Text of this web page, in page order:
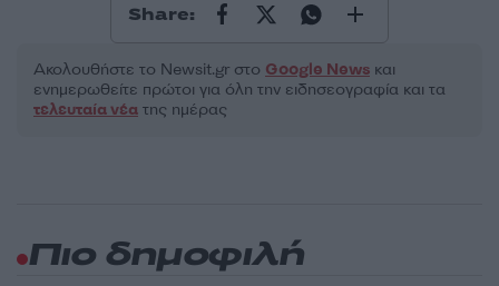
Share:
Ακολουθήστε το Νewsit.gr στο Google News και
ενημερωθείτε πρώτοι για όλη την ειδησεογραφία και τα
τελευταία νέα της ημέρας
Πιο δημοφιλή